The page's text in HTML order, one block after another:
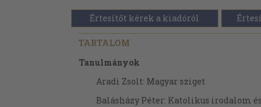
Értesítőt kérek a kiadóról
TARTALOM
Tanulmányok
Aradi Zsolt: Magyar sziget
Balásházy Péter: Katolikus irodalom